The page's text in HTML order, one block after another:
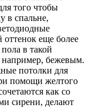
того чтобы
в спальне,
еще более
в такой
бежевым.
потолки для
помощи желтого
как со
сирени, делают